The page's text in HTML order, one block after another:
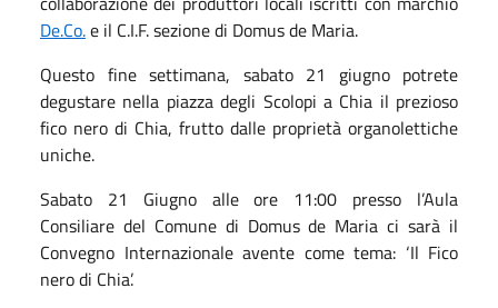
De.Co.e il C.I.F. sezione di Domus de Maria.
Questo fine settimana, sabato 21 giugno potrete
degustare nella piazza degli Scolopi a Chia il prezioso
fico nero di Chia, frutto dalle proprietà organolettiche
uniche.
Sabato 21 Giugno alle ore 11:00 presso l’Aula
Consiliare del Comune di Domus de Maria ci sarà il
Convegno Internazionale avente come tema: ‘Il Fico
nero di Chia’.